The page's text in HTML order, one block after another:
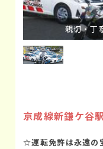
親切・丁
京成線新鎌ケ谷
☆運転免許は永遠の